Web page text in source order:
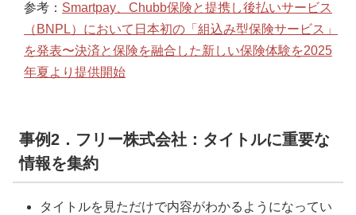
参考： Smartpay、Chubb保険と提携し後払いサービス
（BNPL）において日本初の「組込み型保険サービス」
を発表〜決済と保険を融合した新しい保険体験を2025
年夏より提供開始
事例2．フリー株式会社：タイトルに重要な
情報を集約
タイトルを見ただけで内容がわかるようになってい